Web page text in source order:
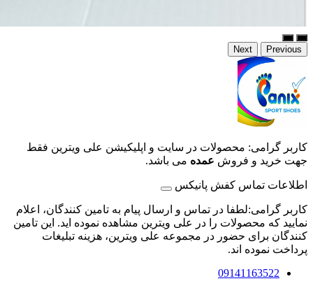
Previous
Next
کاربر گرامی: محصولات در سایت و اپلیکیشن علی ویترین فقط
جهت خرید و فروش عمده می باشد.
اطلاعات تماس کفش پانیکس
کاربر گرامی:لطفا در تماس و ارسال پیام به تامین کنندگان، اعلام
نمایید که محصولات را در علی ویترین مشاهده نموده اید. این تامین
کنندگان برای حضور در مجموعه علی ویترین، هزینه تبلیغات
پرداخت نموده اند.
09141163522